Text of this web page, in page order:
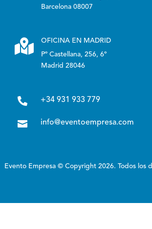
Barcelona 08007

OFICINA EN MADRID
Pº Castellana, 256, 6º
Madrid 28046
 +34 931 933 779
 info@eventoempresa.com
Evento Empresa © Copyright 2026. Todos los